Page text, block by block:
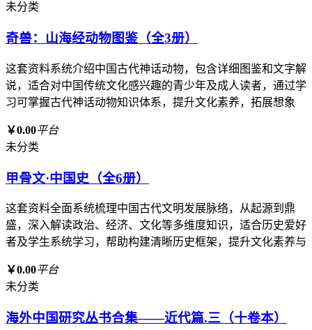
未分类
奇兽：山海经动物图鉴（全3册）
这套资料系统介绍中国古代神话动物，包含详细图鉴和文字解
说，适合对中国传统文化感兴趣的青少年及成人读者，通过学
习可掌握古代神话动物知识体系，提升文化素养，拓展想象
￥0.00平台
未分类
甲骨文·中国史（全6册）
这套资料全面系统梳理中国古代文明发展脉络，从起源到鼎
盛，深入解读政治、经济、文化等多维度知识，适合历史爱好
者及学生系统学习，帮助构建清晰历史框架，提升文化素养与
￥0.00平台
未分类
海外中国研究丛书合集——近代篇.三（十卷本）